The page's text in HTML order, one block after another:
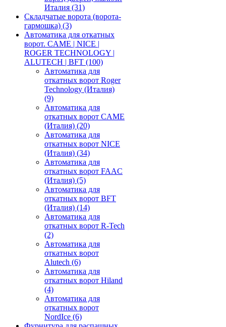
Италия (31)
Складчатые ворота (ворота-
гармошка) (3)
Автоматика для откатных
ворот. CAME | NICE |
ROGER TECHNOLOGY |
ALUTECH | BFT (100)
Автоматика для
откатных ворот Roger
Technology (Италия)
(9)
Автоматика для
откатных ворот CAME
(Италия) (20)
Автоматика для
откатных ворот NICE
(Италия) (34)
Автоматика для
откатных ворот FAAC
(Италия) (5)
Автоматика для
откатных ворот BFT
(Италия) (14)
Автоматика для
откатных ворот R-Tech
(2)
Автоматика для
откатных ворот
Alutech (6)
Автоматика для
откатных ворот Hiland
(4)
Автоматика для
откатных ворот
NordIce (6)